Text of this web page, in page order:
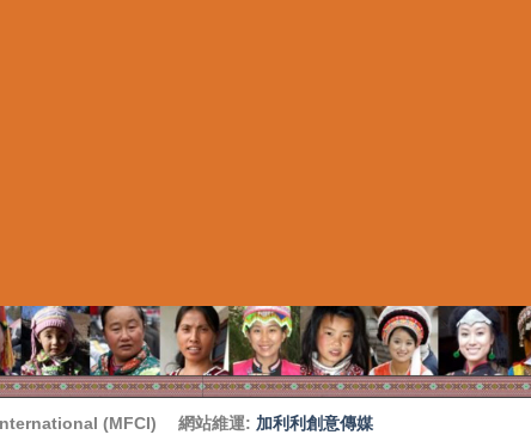
(MFCI) 網站維運: 加利利創意傳媒